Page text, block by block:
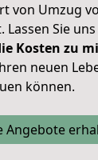
von Umzug
Sie
Kosten zu
neuen
können.
Angebote